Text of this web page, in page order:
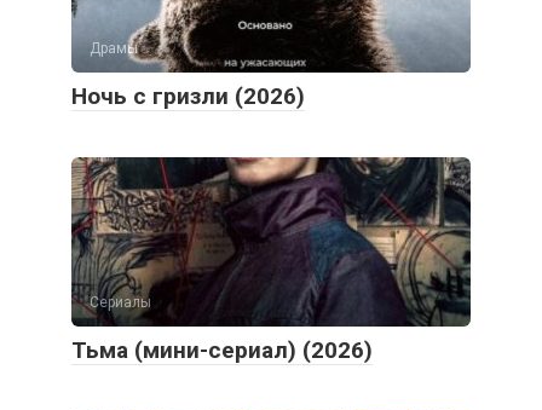
Драмы
Ночь с гризли (2026)
Сериалы
Тьма (мини-сериал) (2026)